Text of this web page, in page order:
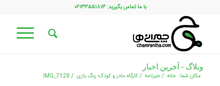
با ما تماس بگیرید: ۰۲۱۳۳۵۵۱۸۱۳
وبلاگ - آخرین اخبار
مکان شما: خانه /خبرنامه /کارگاه مادر و کودک؛ رنگ بازی /
IMG_7128